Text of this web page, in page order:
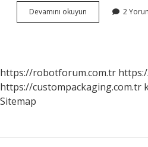
Devamını okuyun Algılamayı
Etkileyen
2
https://robotforum.com.tr
https://custompackaging.com.tr
Sitemap